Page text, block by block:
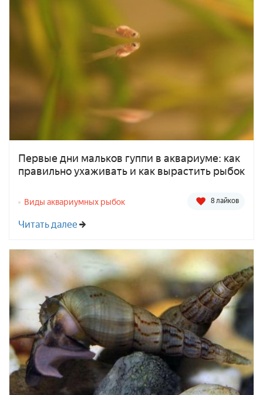
Первые дни мальков гуппи в аквариуме: как
правильно ухаживать и как вырастить рыбок
Виды аквариумных рыбок 8 лайков
Читать далее